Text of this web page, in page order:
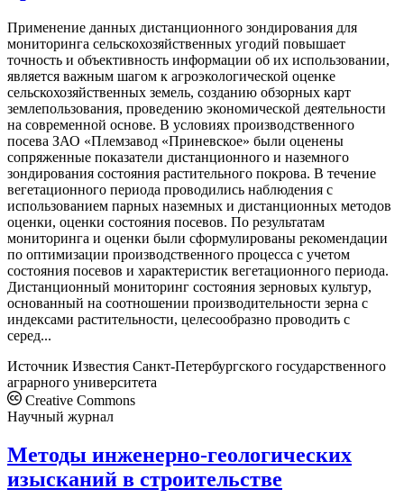
Применение данных дистанционного зондирования для
мониторинга сельскохозяйственных угодий повышает
точность и объективность информации об их использовании,
является важным шагом к агроэкологической оценке
сельскохозяйственных земель, созданию обзорных карт
землепользования, проведению экономической деятельности
на современной основе. В условиях производственного
посева ЗАО «Племзавод «Приневское» были оценены
сопряженные показатели дистанционного и наземного
зондирования состояния растительного покрова. В течение
вегетационного периода проводились наблюдения с
использованием парных наземных и дистанционных методов
оценки, оценки состояния посевов. По результатам
мониторинга и оценки были сформулированы рекомендации
по оптимизации производственного процесса с учетом
состояния посевов и характеристик вегетационного периода.
Дистанционный мониторинг состояния зерновых культур,
основанный на соотношении производительности зерна с
индексами растительности, целесообразно проводить с
серед...
Источник Известия Санкт-Петербургского государственного
аграрного университета
Creative Commons
Научный журнал
Методы инженерно-геологических
изысканий в строительстве